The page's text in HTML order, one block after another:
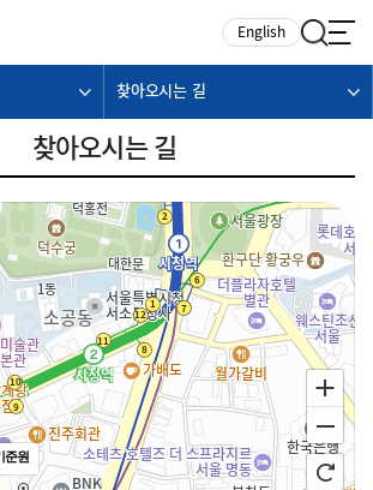
English
찾아오시는 길
찾아오시는 길
준원